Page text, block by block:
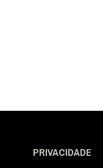
PRIVACIDADE